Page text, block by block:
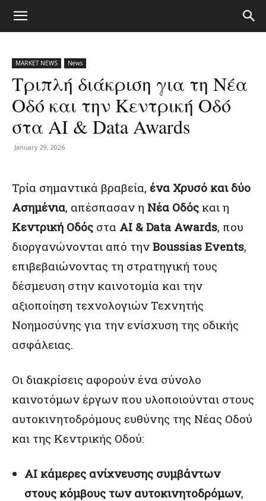
MARKET NEWS News
Τριπλή διάκριση για τη Νέα
Οδό και την Κεντρική Οδό
στα AI & Data Awards
January 29, 2026
Τρία σημαντικά βραβεία, ένα Χρυσό και δύο
Ασημένια, απέσπασαν η Νέα Οδός και η
Κεντρική Οδός στα AI & Data Awards, που
διοργανώνονται από την Boussias Events,
επιβεβαιώνοντας τη στρατηγική τους
δέσμευση στην καινοτομία και την
αξιοποίηση τεχνολογιών Τεχνητής
Νοημοσύνης για την ενίσχυση της οδικής
ασφάλειας.
Οι διακρίσεις αφορούν ένα σύνολο
καινοτόμων έργων που υλοποιούνται στους
αυτοκινητοδρόμους ευθύνης της Νέας Οδού
και της Κεντρικής Οδού:
AI κάμερες ανίχνευσης συμβάντων
στους κόμβους των αυτοκινητοδρόμων,